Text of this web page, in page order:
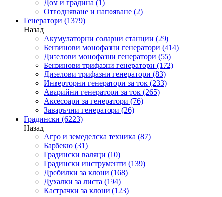
Дом и градина (1)
Отводняване и напояване (2)
Генератори (1379)
Назад
Акумулаторни соларни станции (29)
Бензинови монофазни генератори (414)
Дизелови монофазни генератори (55)
Бензинови трифазни генератори (172)
Дизелови трифазни генератори (83)
Инверторни генератори за ток (233)
Аварийни генератори за ток (265)
Аксесоари за генератори (76)
Заваръчни генератори (26)
Градински (6223)
Назад
Агро и земеделска техника (87)
Барбекю (31)
Градински валяци (10)
Градински инструменти (139)
Дробилки за клони (168)
Духалки за листа (194)
Кастрачки за клони (123)